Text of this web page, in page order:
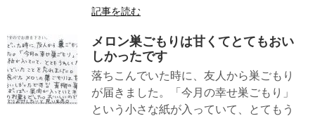
記事を読む
メロン巣ごもりは甘くてとてもおい
しかったです
落ちこんでいた時に、友人から巣ごもり
が届きました。「今月の幸せ巣ごもり」
という小さな紙が入っていて、とてもう